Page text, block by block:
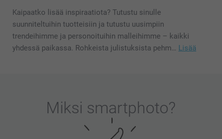
Kaipaatko lisää inspiraatiota? Tutustu sinulle
suunniteltuihin tuotteisiin ja tutustu uusimpiin
trendeihimme ja personoituihin malleihimme – kaikki
yhdessä paikassa. Rohkeista julistuksista pehm… Lisää
Miksi smartphoto?